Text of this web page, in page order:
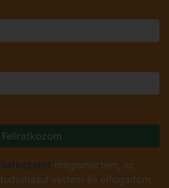
Feliratkozom
megismertem, az
vettem és elfogadom.